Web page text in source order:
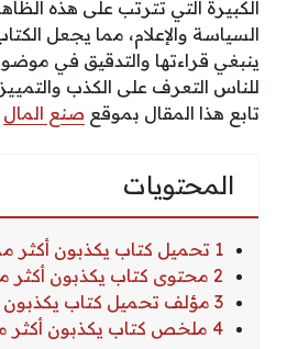
الكبيرة التي تترتب على هذه
السياسة والإعلام، مما يجعل
ينبغي قراءتها والتدقيق في
للناس التعرف على الكذب
تابع هذا المقال بموقع صنع المال
المحتويات
1 تحميل كتاب يكذبون أكثر مما ينبغي PDF
2 محتوى كتاب يكذبون أكثر مما ينبغي
3 مؤلف تحميل كتاب يكذبون اكثر مما ينبغي pdf
4 ملخص كتاب يكذبون أكثر مما ينبغي